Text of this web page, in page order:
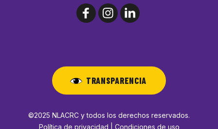
TRANSPARENCIA
©2025 NLACRC y todos los derechos reservados.
Política de privacidad | Condiciones de uso